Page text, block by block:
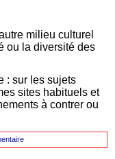
milieu culturel
ou la diversité des
: sur les sujets
sites habituels et
à contrer ou